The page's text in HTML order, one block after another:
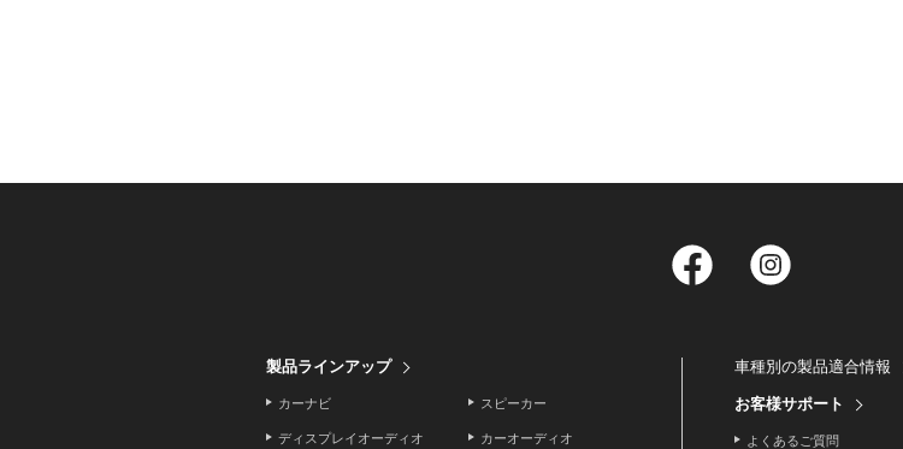
Facebook
製品ラインアップ
カーナビ
ディスプレイオーディオ
スピーカー
カーオーディオ
車種別の製品適合情報
お客様サポート
よくあるご質問